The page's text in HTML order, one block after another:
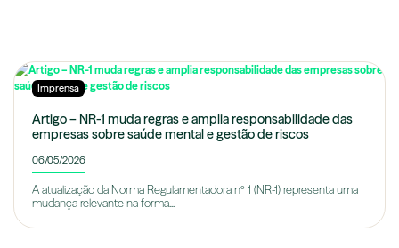
Imprensa
Artigo – NR-1 muda regras e amplia responsabilidade das
empresas sobre saúde mental e gestão de riscos
06/05/2026
A atualização da Norma Regulamentadora nº 1 (NR-1) representa uma
mudança relevante na forma...